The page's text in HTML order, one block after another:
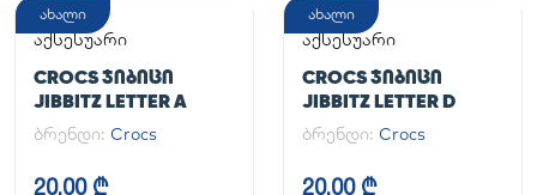
ახალი
აქსესუარი
CROCS ᲯᲘᲑᲘᲪᲘ
JIBBITZ LETTER A
ბრენდი: Crocs
20,00 ₾
ახალი
აქსესუარი
CROCS ᲯᲘᲑᲘᲪᲘ
JIBBITZ LETTER D
ბრენდი: Crocs
20,00 ₾